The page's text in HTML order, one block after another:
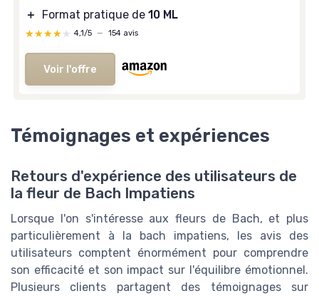
＋
Format pratique de 10 ML
★★★★★
★★★★★ 4,1/5 — 154 avis
Voir l'offre
Témoignages et expériences
Retours d'expérience des utilisateurs de
la fleur de Bach Impatiens
Lorsque l'on s'intéresse aux fleurs de Bach, et plus
particulièrement à la bach impatiens, les avis des
utilisateurs comptent énormément pour comprendre
son efficacité et son impact sur l'équilibre émotionnel.
Plusieurs clients partagent des témoignages sur